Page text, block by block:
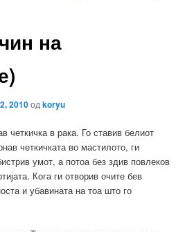
на
2010одkoryu
четкичка в рака. Го ставив белиот
четкичката во мастилото, ги
умот, а потоа без здив повлеков
Кога ги отворив очите бев
и убавината на тоа што го